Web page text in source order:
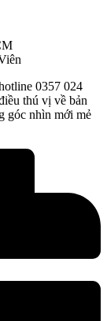
0357 024
thú vị về bản
góc nhìn mới mẻ